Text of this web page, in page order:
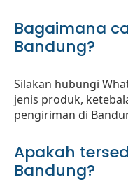
Bagaimana
Bandung?
Silakan hubungi
jenis produk,
pengiriman di
Apakah
Bandung?